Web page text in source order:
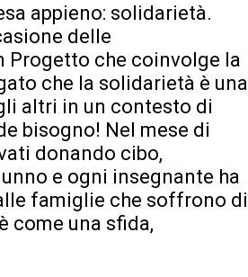
appieno: solidarietà.
delle
Progetto che coinvolge la
che la solidarietà è una
altri in un contesto di
bisogno! Nel mese di
donando cibo,
e ogni insegnante ha
famiglie che soffrono di
come una sfida,